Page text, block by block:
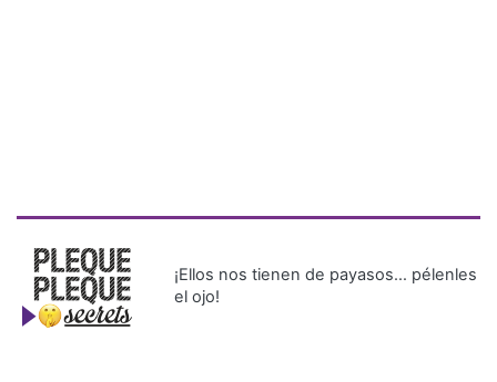
¡Ellos nos tienen de payasos… pélenles
el ojo!